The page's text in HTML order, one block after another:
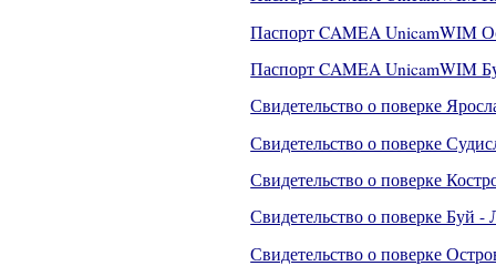
Паспорт CAMEA UnicamWIM
Паспорт CAMEA UnicamWIM
Свидетельство о поверке
Свидетельство о поверке
Свидетельство о поверке
Свидетельство о поверке Буй
Свидетельство о поверке